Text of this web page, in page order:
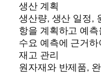
생산 계획
생산량, 생산 일정,
항을 계획하고 예
수요 예측에 근거
재고 관리
원자재와 반제품,